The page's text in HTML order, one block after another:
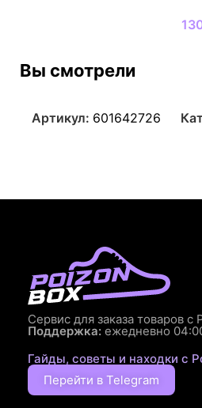
Вы смотрели
Артикул: 601642726
Сервис для заказа товаров с
Поддержка: ежедневно
Гайды, советы и находки с
Перейти в Telegram